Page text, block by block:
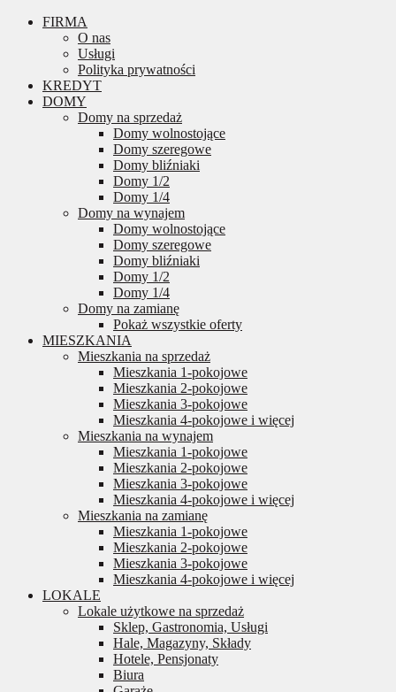
FIRMA
O nas
Usługi
Polityka prywatności
KREDYT
DOMY
Domy na sprzedaż
Domy wolnostojące
Domy szeregowe
Domy bliźniaki
Domy 1/2
Domy 1/4
Domy na wynajem
Domy wolnostojące
Domy szeregowe
Domy bliźniaki
Domy 1/2
Domy 1/4
Domy na zamianę
Pokaż wszystkie oferty
MIESZKANIA
Mieszkania na sprzedaż
Mieszkania 1-pokojowe
Mieszkania 2-pokojowe
Mieszkania 3-pokojowe
Mieszkania 4-pokojowe i więcej
Mieszkania na wynajem
Mieszkania 1-pokojowe
Mieszkania 2-pokojowe
Mieszkania 3-pokojowe
Mieszkania 4-pokojowe i więcej
Mieszkania na zamianę
Mieszkania 1-pokojowe
Mieszkania 2-pokojowe
Mieszkania 3-pokojowe
Mieszkania 4-pokojowe i więcej
LOKALE
Lokale użytkowe na sprzedaż
Sklep, Gastronomia, Usługi
Hale, Magazyny, Składy
Hotele, Pensjonaty
Biura